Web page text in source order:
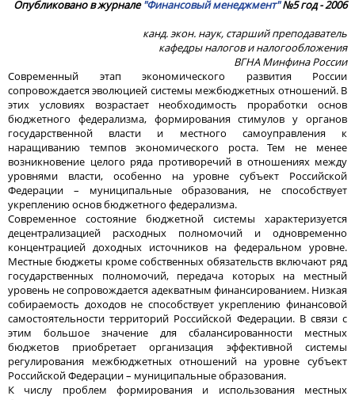
Опубликовано в журнале"Финансовый менеджмент"№5 год - 2006
канд. экон. наук, старший преподаватель
кафедры налогов и налогообложения
ВГНА Минфина России
Современный этап экономического развития России
сопровождается эволюцией системы межбюджетных отношений. В
этих условиях возрастает необходимость проработки основ
бюджетного федерализма, формирования стимулов у органов
государственной власти и местного самоуправления к
наращиванию темпов экономического роста. Тем не менее
возникновение целого ряда противоречий в отношениях между
уровнями власти, особенно на уровне субъект Российской
Федерации – муниципальные образования, не способствует
укреплению основ бюджетного федерализма.
Современное состояние бюджетной системы характеризуется
децентрализацией расходных полномочий и одновременно
концентрацией доходных источников на федеральном уровне.
Местные бюджеты кроме собственных обязательств включают ряд
государственных полномочий, передача которых на местный
уровень не сопровождается адекватным финансированием. Низкая
собираемость доходов не способствует укреплению финансовой
самостоятельности территорий Российской Федерации. В связи с
этим большое значение для сбалансированности местных
бюджетов приобретает организация эффективной системы
регулирования межбюджетных отношений на уровне субъект
Российской Федерации – муниципальные образования.
К числу проблем формирования и использования местных